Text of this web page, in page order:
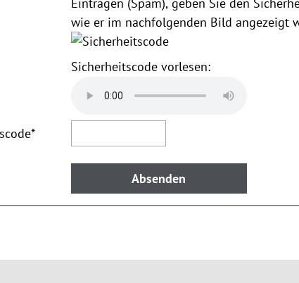
Einträgen (Spam), geben Sie den
wie er im nachfolgenden Bild angezeigt
Sicherheitscode vorlesen:
*